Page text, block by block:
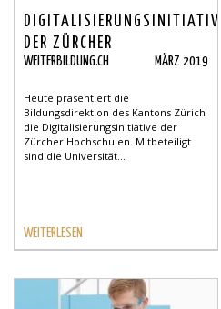
DIGITALISIERUNGSINITIATIVE
DER ZÜRCHER
HOCHSCHULEN - DIZH
WEITERBILDUNG.CH MÄRZ 2019
Heute präsentiert die
Bildungsdirektion des Kantons Zürich
die Digitalisierungsinitiative der
Zürcher Hochschulen. Mitbeteiligt
sind die Universität...
WEITERLESEN